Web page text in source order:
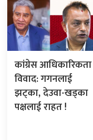
कांग्रेस आधिकारिकता
विवाद: गगनलाई
झट्का, देउवा-खड्का
पक्षलाई राहत !